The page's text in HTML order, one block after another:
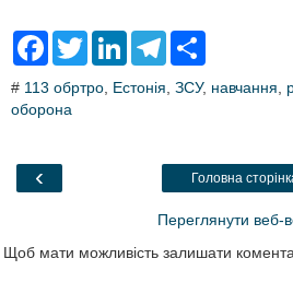
F
e
b
k
T
t
L
k
T
e
m
# 113 обртро Естонія ЗСУ, навчання
оборона
‹ Головна
Переглянути веб-
Щоб мати можливість залишати